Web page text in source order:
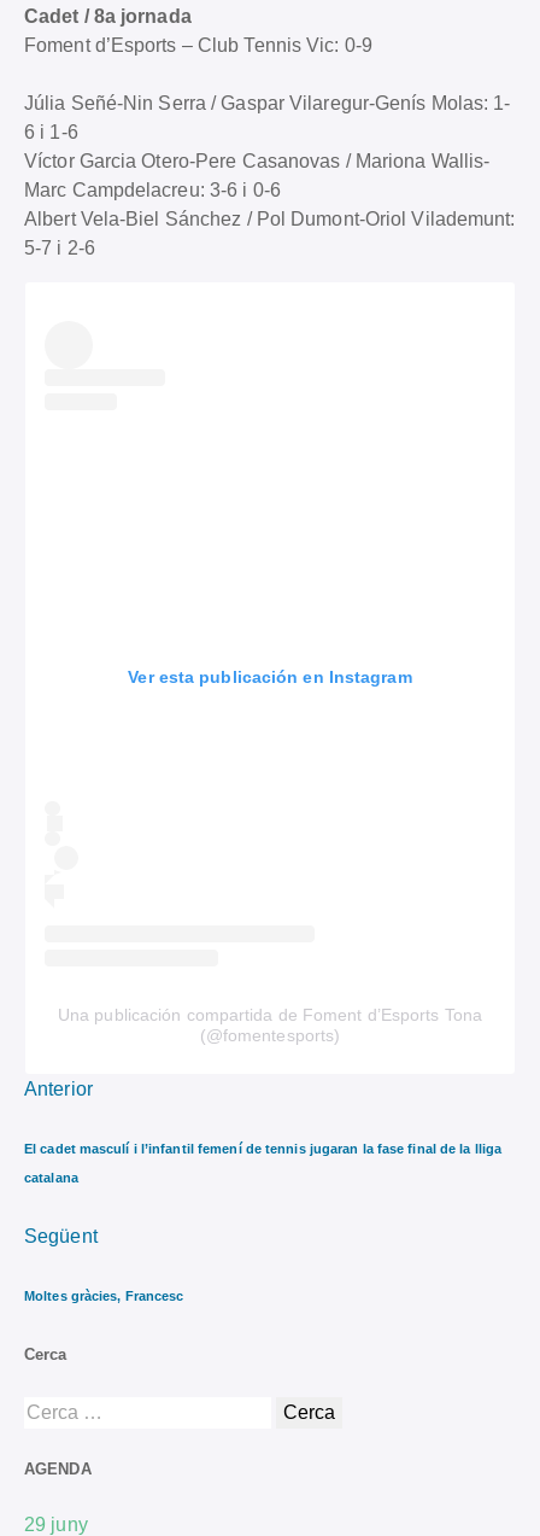
Cadet / 8a jornada
Foment d’Esports – Club Tennis Vic: 0-9
Júlia Señé-Nin Serra / Gaspar Vilaregur-Genís Molas: 1-
6 i 1-6
Víctor Garcia Otero-Pere Casanovas / Mariona Wallis-
Marc Campdelacreu: 3-6 i 0-6
Albert Vela-Biel Sánchez / Pol Dumont-Oriol Vilademunt:
5-7 i 2-6
Ver esta publicación en Instagram
Una publicación compartida de Foment d’Esports Tona
(@fomentesports)
Anterior
El cadet masculí i l’infantil femení de tennis jugaran la fase final de la lliga
catalana
Següent
Moltes gràcies, Francesc
Cerca
AGENDA
29 juny